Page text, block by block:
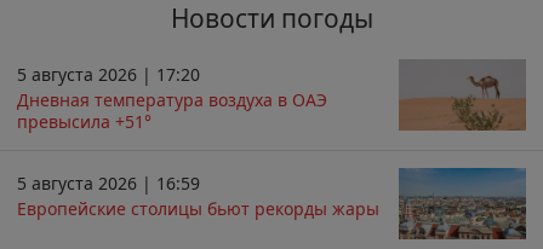
Новости погоды
5 августа 2026 | 17:20
Дневная температура воздуха в ОАЭ
превысила +51°
5 августа 2026 | 16:59
Европейские столицы бьют рекорды жары